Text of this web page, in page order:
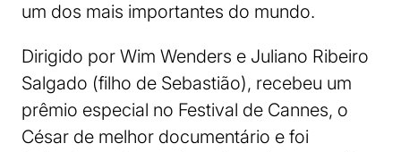
um dos mais importantes do mundo.
Dirigido por Wim Wenders e Juliano Ribeiro
Salgado (filho de Sebastião), recebeu um
prêmio especial no Festival de Cannes, o
César de melhor documentário e foi